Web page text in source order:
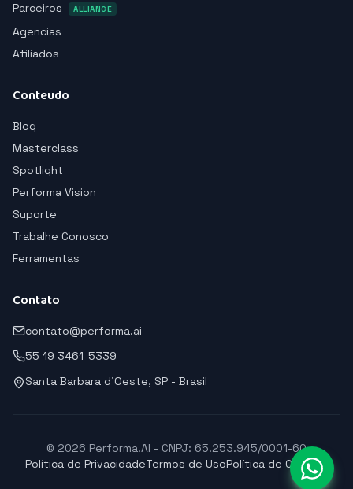
Parceiros
ALLIANCE
Agencias
Afiliados
Conteudo
Blog
Masterclass
Spotlight
Performa Vision
Suporte
Trabalhe Conosco
Ferramentas
Contato
contato@performa.ai
55 19 3461-5339
Santa Barbara d'Oeste, SP - Brasil
© 2026 Performa.AI - CNPJ: 65.253.945/0001-60
Política de PrivacidadeTermos de UsoPolítica de Cookies